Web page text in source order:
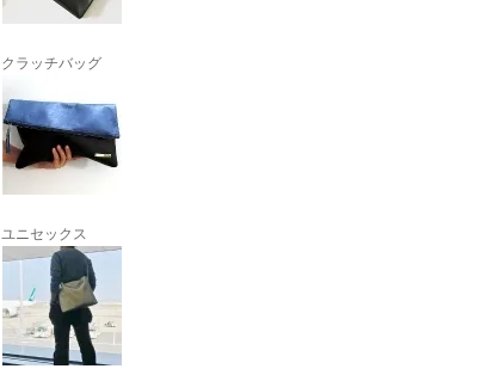
クラッチバッグ
ユニセックス